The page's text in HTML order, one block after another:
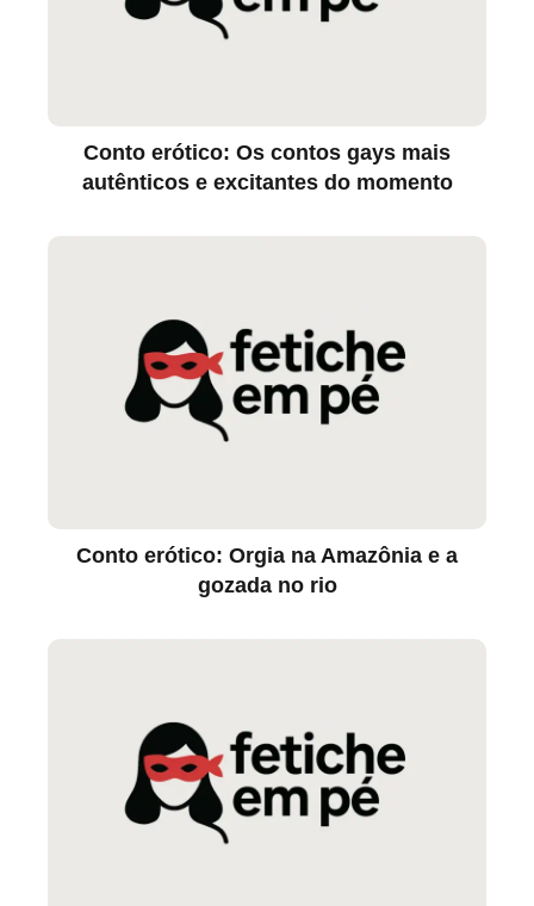
Conto erótico: Os contos gays mais
autênticos e excitantes do momento
Conto erótico: Orgia na Amazônia e a
gozada no rio